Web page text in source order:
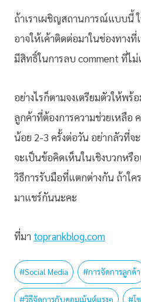
ถ้าเราเผชิญสถานการณ์แบบนี้
อาจให้เค้าติดต่อมาในช่องทาง
มีสิทธิ์ในการลบ comment ที่ไม่
อย่างไรก็ตามจงเตรียมตัวให้พ
ลูกค้าที่ต้องการความช่วยเหลือ
น้อย 2-3 ครั้งต่อวัน อย่ากลัวที่
จะเป็นข้อคิดเห็นในเชิงบวกหรื
วิธีการรับมือที่แตกต่างกัน ถ้าใ
มาแชร์กันนะคะ
ที่มา toprankblog.com
#Social Media #การจัดการลูกค้า
#วิธีจัดการกับคอมเม้นต์แรงๆ #โ